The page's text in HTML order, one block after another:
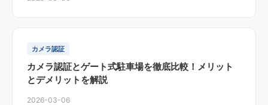
カメラ認証
カメラ認証とゲート式駐車場を徹底比較！メリット
とデメリットを解説
2026-03-06